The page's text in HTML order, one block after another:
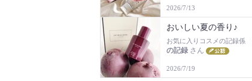
2026/7/13
おいしい夏の香り♪
お気に入りコスメの記録係
の記録 さん
2026/7/19